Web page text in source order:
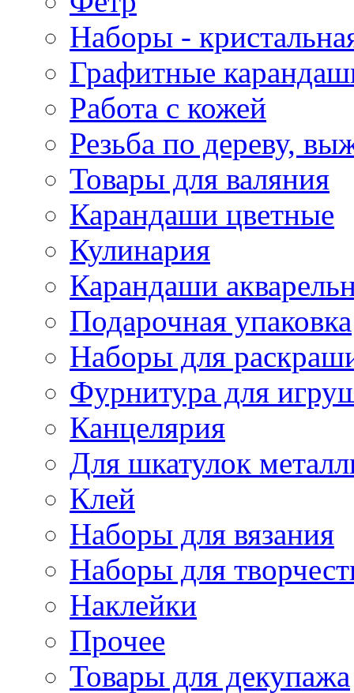
Наборы -
Графитные
Работа с кожей
Резьба по дереву,
Товары для валяния
Карандаши цветные
Кулинария
Карандаши
Подарочная упаковка
Наборы для
Фурнитура для
Канцелярия
Для шкатулок
Клей
Наборы для вязания
Наборы для
Наклейки
Прочее
Товары для декупажа